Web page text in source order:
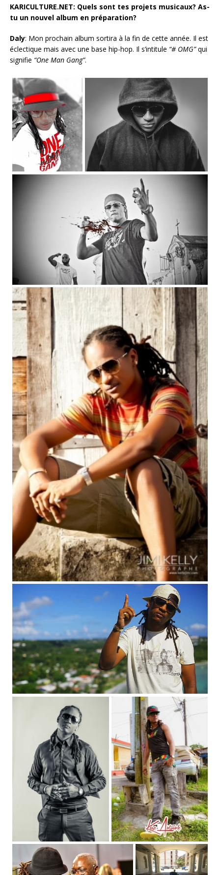
KARICULTURE.NET: Quels sont tes projets musicaux? As-
tu un nouvel album en préparation?
Daly: Mon prochain album sortira à la fin de cette année. Il est
éclectique mais avec une base hip-hop. Il s’intitule “# OMG”qui
signifie “One Man Gang”.